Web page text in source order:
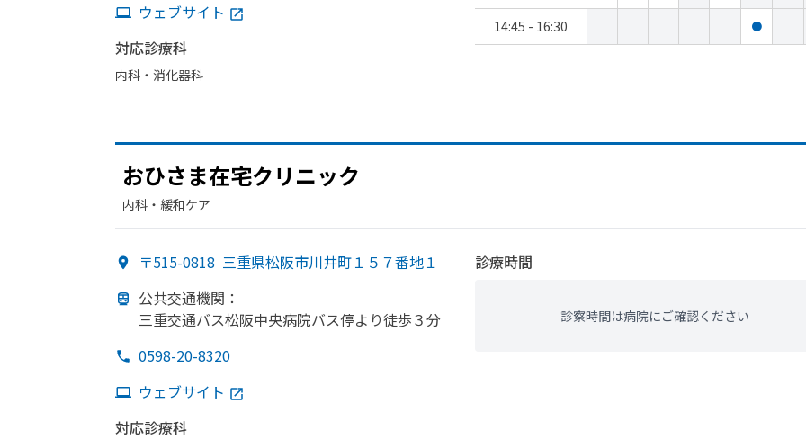
ウェブサイト
対応診療科
内科・​消化器科
14:45 - 16:30 ●
おひさま在宅クリニック
内科・​緩和ケア
〒515-0818 三重県松阪市川井町１５７番地１
公共交通機関：
三重交通バス松阪中央病院バス停より徒歩３分
0598-20-8320
ウェブサイト
対応診療科
診療時間
診察時間は病院にご確認ください